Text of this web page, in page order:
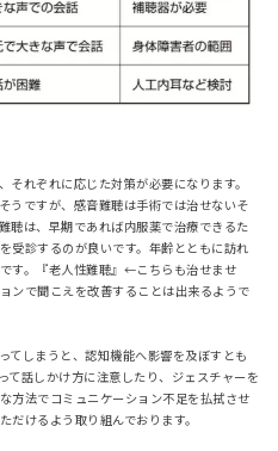
れぞれに応じた対策が必要になります。
うですが、感音難聴は手術では治せないそ
聴は、早期であれば内服薬で治療できるた
受診するのが良いです。年齢とともに訪れ
す。『老人性難聴』←こちらも治せませ
ンで聞こえを改善することは出来るようで
てしまうと、認知機能へ影響を及ぼすとも
て話しかけ方に注意したり、ジェスチャーを
方法でコミュニケーション不足を払拭させ
けるよう取り組んでおります。